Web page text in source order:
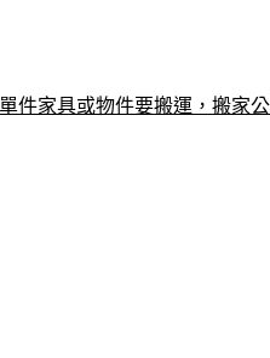
件家具或物件要搬運，搬家公